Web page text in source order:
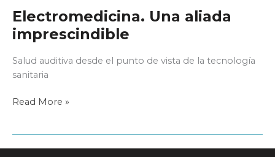
oído
Electromedicina. Una aliada
imprescindible
Salud auditiva desde el punto de vista de la tecnología
sanitaria
Electromedicina.
Read More »